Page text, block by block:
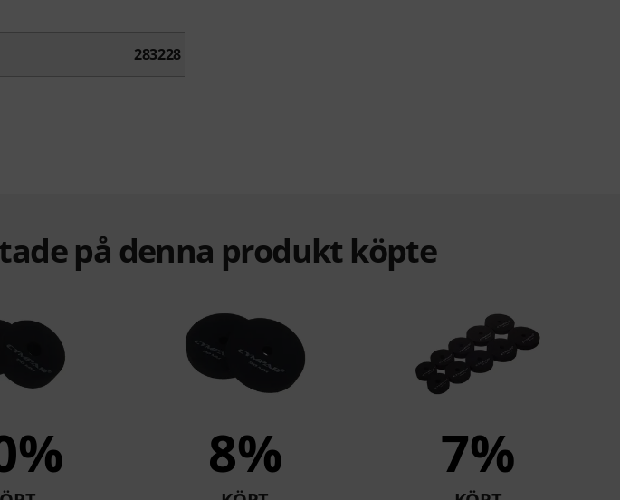
283228
på denna produkt köpte
8% 7%